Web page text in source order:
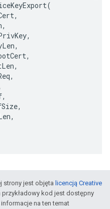
(
,
,
,
,
,
,
,
,
,
,
strony jest objęta licencją Creative
przykładowy kod jest dostępny
na ten temat